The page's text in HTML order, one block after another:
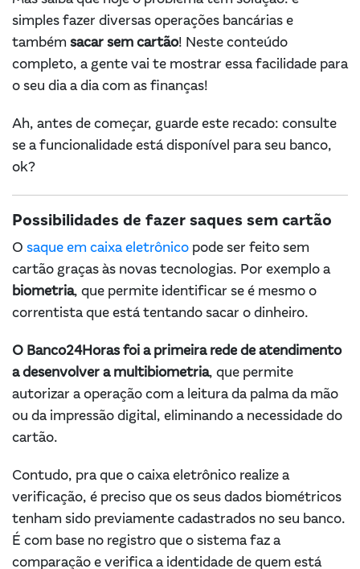
simples fazer diversas operações bancárias e
também sacar sem cartão! Neste conteúdo
completo, a gente vai te mostrar essa facilidade para
o seu dia a dia com as finanças!
Ah, antes de começar, guarde este recado: consulte
se a funcionalidade está disponível para seu banco,
ok?
Possibilidades de fazer saques sem cartão
O saque em caixa eletrônico pode ser feito sem
cartão graças às novas tecnologias. Por exemplo a
biometria, que permite identificar se é mesmo o
correntista que está tentando sacar o dinheiro.
O Banco24Horas foi a primeira rede de atendimento
a desenvolver a multibiometria, que permite
autorizar a operação com a leitura da palma da mão
ou da impressão digital, eliminando a necessidade do
cartão.
Contudo, pra que o caixa eletrônico realize a
verificação, é preciso que os seus dados biométricos
tenham sido previamente cadastrados no seu banco.
É com base no registro que o sistema faz a
comparação e verifica a identidade de quem está